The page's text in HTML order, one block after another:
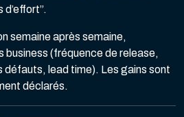
semaine après semaine,
business (fréquence de release,
défauts, lead time). Les gains sont
déclarés.